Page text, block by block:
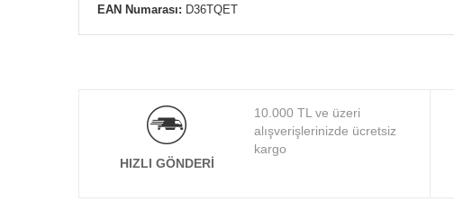
EAN Numarası: D36TQET
HIZLI GÖNDERI
10.000 TL ve üzeri
alışverişlerinizde ücretsiz
kargo